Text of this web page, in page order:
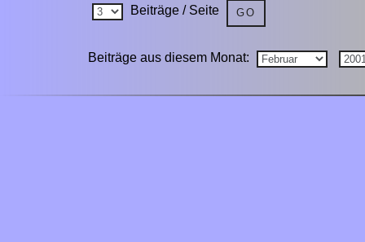
Beiträge / Seite
Beiträge aus diesem Monat: